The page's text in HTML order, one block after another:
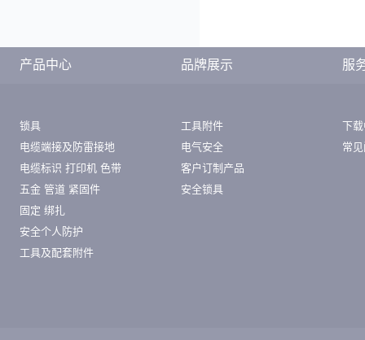
产品中心
锁具
电缆端接及防雷接地
电缆标识 打印机 色带
五金 管道 紧固件
固定 绑扎
安全个人防护
工具及配套附件
品牌展示
工具附件
电气安全
客户订制产品
安全锁具
服
下
常